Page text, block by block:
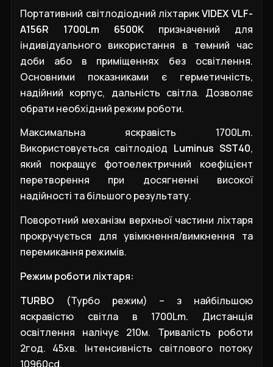
Портативний світлодіодний ліхтарикVIDEX VLF-
A156R 1700Lm 6500K призначений для
індивідуального використання в темний час
доби або в приміщеннях без освітлення.
Основними показниками є герметичність,
надійний корпус, дальність світла. Дозволяє
обрати необхідний режим роботи.
Максимальна яскравість 1700Lm.
Використовується світлодіод Luminus SST40,
який покращує фотоелектричний коефіцієнт
перетворення при досягненні високої
надійності та більшого результату.
Поворотний механізм верхньої частини ліхтаря
прокручується для увімкнення/вимкнення та
перемикання режимів.
Режим роботи ліхтаря:
TURBO (Турбо режим) – з найбільшою
яскравістю світла в 1700Lm. Дистанція
освітлення налічує 210м. Тривалість роботи
2год. 45хв. Інтенсивність світлового потоку
10960cd.